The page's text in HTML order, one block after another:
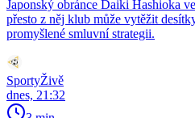
Japonský obránce Daiki Hashioka
přesto z něj klub může vytěžit
promyšlené smluvní strategii.
SportyŽivě
dnes, 21:32